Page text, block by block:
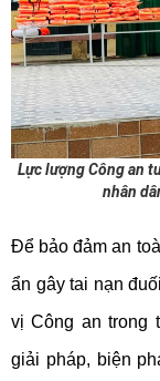
Lực lượng Công an
nhân
Để bảo đảm an
ẩn gây tai nạn
vị Công an trong
giải pháp, biện